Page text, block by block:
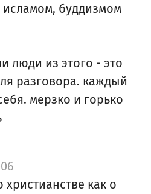
исламом, буддизмом
люди из этого - это
разговора. каждый
мерзко и горько
христианстве как о